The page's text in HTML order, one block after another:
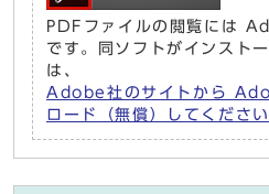
PDFファイルの閲覧には
です。同ソフトがインスト
は、
Adobe社のサイトから
ロード（無償）してください